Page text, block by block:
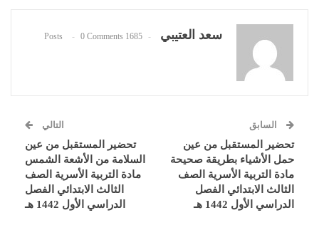
سعد العتيبي 1685 Posts
0 Comments
السابق
تحضير المستقبل من عين
حمل الأشياء بطريقة صحيحة
مادة التربية الأسرية الصف
الثالث الابتدائي الفصل
الدراسي الأول 1442 هـ
التالي
تحضير المستقبل من عين
السلامة من الأشعة الشمس
مادة التربية الأسرية الصف
الثالث الابتدائي الفصل
الدراسي الأول 1442 هـ